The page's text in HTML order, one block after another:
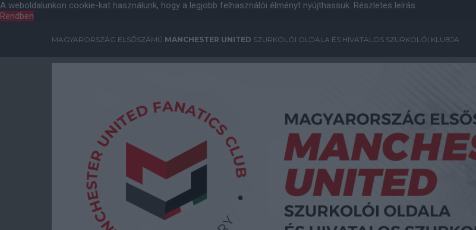
A weboldalunkon cookie-kat használunk, hogy a legjobb felhasználói élményt nyújthassuk. Részletes leírás
Rendben
MAGYARORSZÁG ELSŐSZÁMÚ MANCHESTER UNITED SZURKOLÓI OLDALA ÉS HIVATALOS SZURKOLÓI KLUBJA